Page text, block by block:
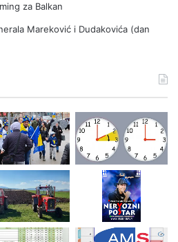
za Balkan
Mareković i Dudakovića (dan